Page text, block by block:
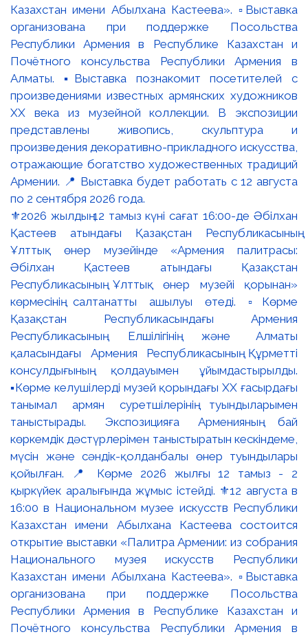
⚜️2026 жылдың 12 тамыз күні сағат 16:00-де Әбілхан
Қастеев атындағы Қазақстан Республикасының
Ұлттық өнер музейінде «Армения палитрасы:
Әбілхан Қастеев атындағы Қазақстан
Республикасының Ұлттық өнер музейі қорынан»
көрмесінің салтанатты ашылуы өтеді. ▫️Көрме
Қазақстан Республикасындағы Армения
Республикасының Елшілігінің және Алматы
қаласындағы Армения Республикасының Құрметті
консулдығының қолдауымен ұйымдастырылды.
▪️Көрме келушілерді музей қорындағы ХХ ғасырдағы
танымал армян суретшілерінің туындыларымен
таныстырады. Экспозицияға Арменияның бай
көркемдік дәстүрлерімен таныстыратын кескіндеме,
мүсін және сәндік-қолданбалы өнер туындылары
қойылған. 📍 Көрме 2026 жылғы 12 тамыз - 2
қыркүйек аралығында жұмыс істейді. ⚜️12 августа в
16:00 в Национальном музее искусств Республики
Казахстан имени Абылхана Кастеева состоится
открытие выставки «Палитра Армении: из собрания
Национального музея искусств Республики
Казахстан имени Абылхана Кастеева». ▫️Выставка
организована при поддержке Посольства
Республики Армения в Республике Казахстан и
Почётного консульства Республики Армения в